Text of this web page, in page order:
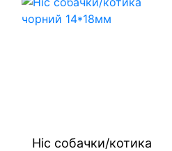
Ніс собачки/котика